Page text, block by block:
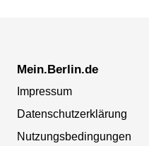
Mein.Berlin.de
Impressum
Datenschutzerklärung
Nutzungsbedingungen